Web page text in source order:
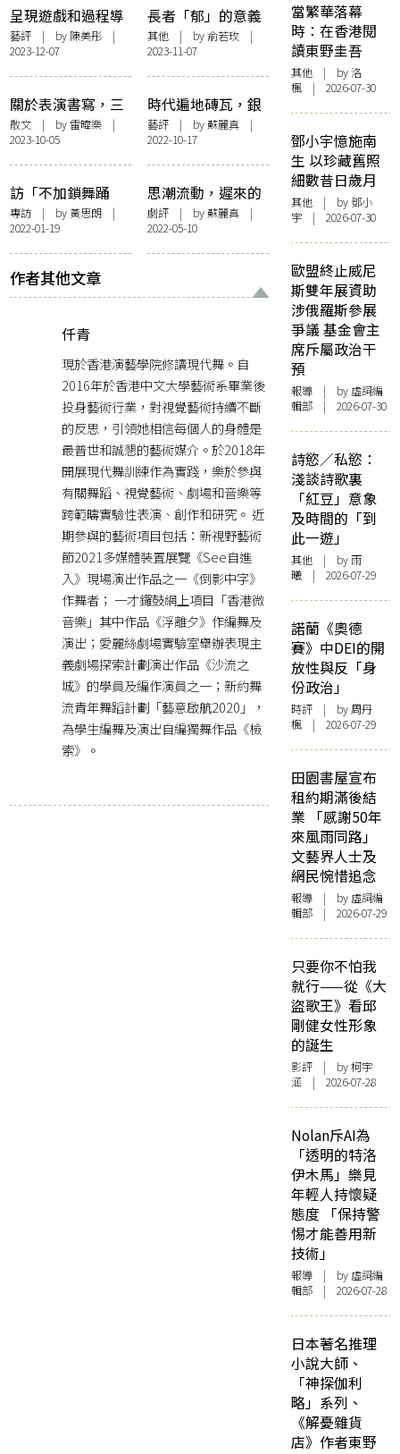
呈現遊戲和過程導
向的可疑——— 述
評Unlock Body
Lab︰Dance-to-be
2023 朱仟青以遊戲
尋找一個表演者的
在的研究呈現
藝評 | by 陳美彤 |
2023-12-07
長者「郁」的意義
——看「身體年
輪」的結業演出
《一、二…二個
半！》
其他| by 俞若玫 |
2023-11-07
關於表演書寫，三
種可能的意圖
散文 | by 雷暐樂 |
2023-10-05
時代遍地磚瓦，銀
髮族跳老舞：評十
八有藝「身體年
輪」結業演出《渡
度》
藝評| by 蘇麗真 |
2022-10-17
訪「不加鎖舞踊
館」公開研習週
——腦洞大開，從
理性的角度看舞蹈
專訪 | by 黃思朗 |
2022-01-19
思潮流動，遲來的
後現代舞蹈——超
譯不加鎖舞踊館
《相對現場》
劇評| by蘇麗真|
2022-05-10
作者其他文章
仟青
現於香港演藝學院修讀現代舞。自
2016年於香港中文大學藝術系畢業後
投身藝術行業，對視覺藝術持續不斷
的反思，引領她相信每個人的身體是
最普世和誠懇的藝術媒介。於2018年
開展現代舞訓練作為實踐，樂於參與
有關舞蹈、視覺藝術、劇場和音樂等
跨範疇實驗性表演、創作和研究。 近
期參與的藝術項目包括：新視野藝術
節2021多媒體裝置展覽《See自進
入》現場演出作品之一《倒影中字》
作舞者； 一才鑼鼓網上項目「香港微
音樂」其中作品《浮離夕》作編舞及
演出；愛麗絲劇場實驗室舉辦表現主
義劇場探索計劃演出作品《沙流之
城》的學員及編作演員之一；新約舞
流青年舞蹈計劃「藝意啟航2020」，
為學生編舞及演出自編獨舞作品《檢
索》。
當繁華落幕
時：在香港閱
讀東野圭吾
其他 | by洛
楓 | 2026-07-30
鄧小宇憶施南
生 以珍藏舊照
細數昔日歲月
其他 | by 鄧小
宇 | 2026-07-30
歐盟終止威尼
斯雙年展資助
涉俄羅斯參展
爭議 基金會主
席斥屬政治干
預
報導 | by 虛詞編
輯部 | 2026-07-30
詩慾／私慾：
淺談詩歌裏
「紅豆」意象
及時間的「到
此一遊」
其他 | by 雨
曦 | 2026-07-29
諾蘭《奧德
賽》中DEI的開
放性與反「身
份政治」
時評 | by周丹
楓 | 2026-07-29
田園書屋宣布
租約期滿後結
業 「感謝50年
來風雨同路」
文藝界人士及
網民惋惜追念
報導 | by 虛詞編
輯部 | 2026-07-29
只要你不怕我
就行——從《大
盜歌王》看邱
剛健女性形象
的誕生
影評 | by 柯宇
涵 | 2026-07-28
Nolan斥AI為
「透明的特洛
伊木馬」樂見
年輕人持懷疑
態度 「保持警
惕才能善用新
技術」
報導 | by 虛詞編
輯部 | 2026-07-28
日本著名推理
小說大師、
「神探伽利
略」系列、
《解憂雜貨
店》作者東野